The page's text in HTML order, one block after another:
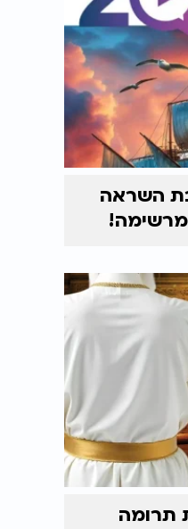
השראה